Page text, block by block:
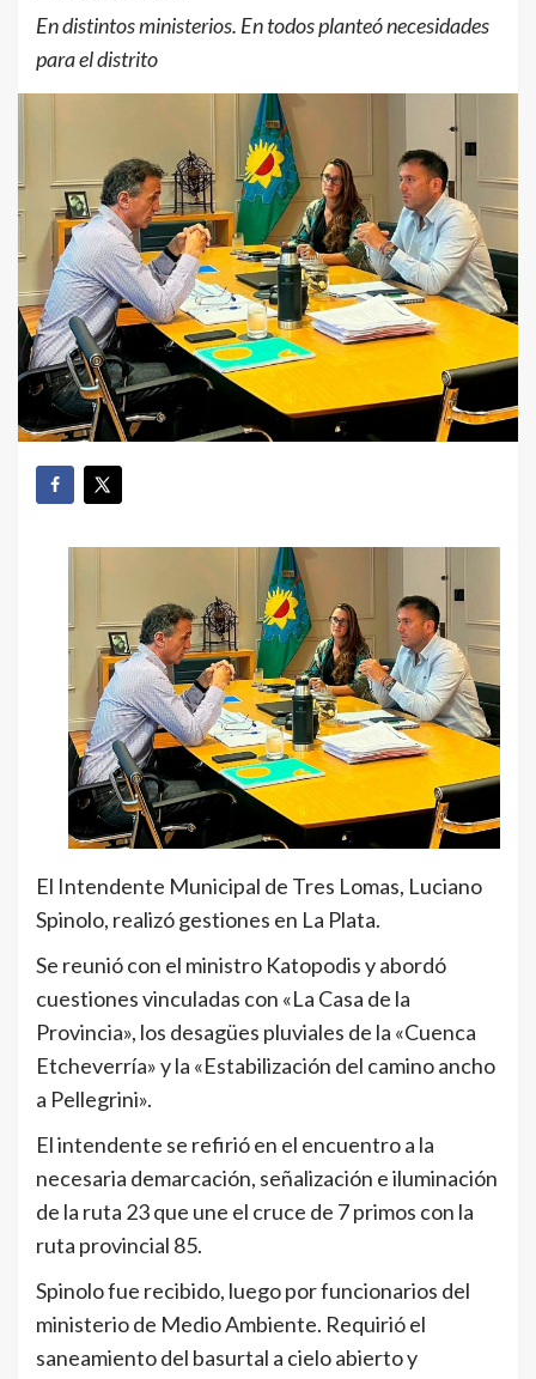
En distintos ministerios. En todos planteó necesidades
para el distrito
El Intendente Municipal de Tres Lomas, Luciano
Spinolo, realizó gestiones en La Plata.
Se reunió con el ministro Katopodis y abordó
cuestiones vinculadas con «La Casa de la
Provincia», los desagües pluviales de la «Cuenca
Etcheverría» y la «Estabilización del camino ancho
a Pellegrini».
El intendente se refirió en el encuentro a la
necesaria demarcación, señalización e iluminación
de la ruta 23 que une el cruce de 7 primos con la
ruta provincial 85.
Spinolo fue recibido, luego por funcionarios del
ministerio de Medio Ambiente. Requirió el
saneamiento del basurtal a cielo abierto y